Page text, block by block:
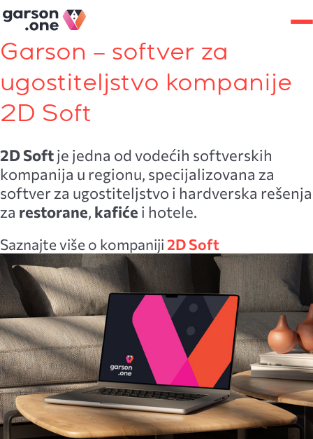
Garson – softver za
ugostiteljstvo kompanije
2D Soft
2D Softje jedna od vodećih softverskih
kompanija u regionu, specijalizovana za
softver za ugostiteljstvo i hardverska rešenja
za restorane, kafiće i hotele.
Saznajte više o kompaniji 2D Soft